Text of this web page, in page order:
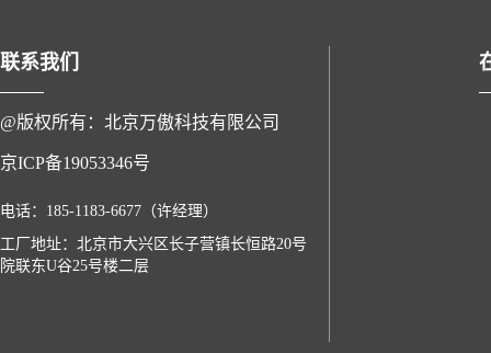
联系我们
@版权所有：北京万傲科技有限公司
京ICP备19053346号
电话：185-1183-6677（许经理）
工厂地址：北京市大兴区长子营镇长恒路20号
院联东U谷25号楼二层